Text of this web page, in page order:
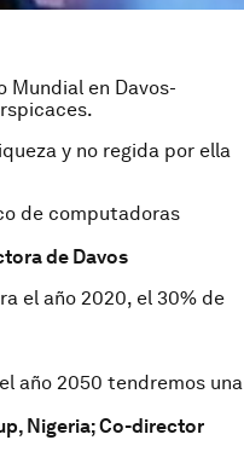
Mundial en Davos-
y no regida por ella
de computadoras
de Davos
el año 2020, el 30% de
año 2050 tendremos una
Nigeria; Co-director